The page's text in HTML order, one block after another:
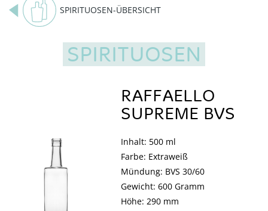
SPIRITUOSEN-ÜBERSICHT
SPIRITUOSEN
RAFFAELLO
SUPREME BVS
Inhalt: 500 ml
Farbe: Extraweiß
Mündung: BVS 30/60
Gewicht: 600 Gramm
Höhe: 290 mm